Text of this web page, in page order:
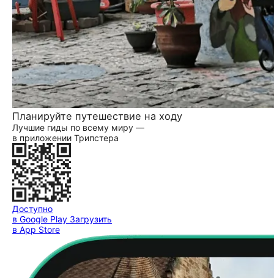
Планируйте путешествие на ходу
Лучшие гиды по всему миру —
в приложении Трипстера
Доступно
в Google Play Загрузить
в App Store